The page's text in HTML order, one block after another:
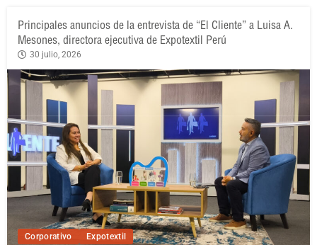
Corporativo Expotextil
Principales anuncios de la entrevista de “El Cliente” a Luisa A.
Mesones, directora ejecutiva de Expotextil Perú
30 julio, 2026